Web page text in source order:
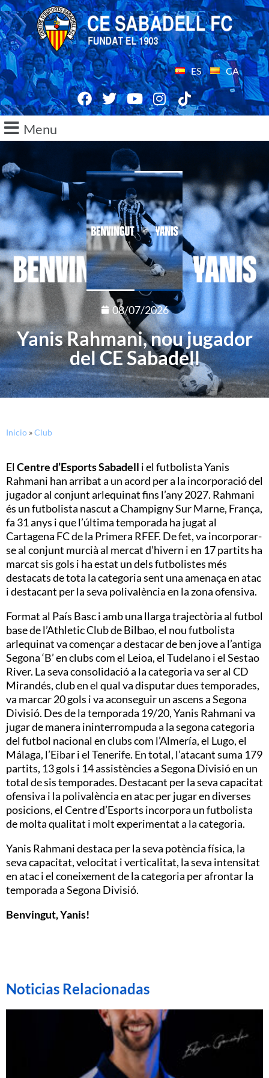
ES CA
Menu
08/07/2026
Yanis Rahmani, nou jugador
del CE Sabadell
Inicio »Club
ElCentre d’Esports Sabadell i el futbolista Yanis
Rahmani han arribat a un acord per a la incorporació del
jugador al conjunt arlequinat fins l’any 2027. Rahmani
és un futbolista nascut a Champigny Sur Marne, França,
fa 31 anys i que l’última temporada ha jugat al
Cartagena FC de la Primera RFEF. De fet, va incorporar-
se al conjunt murcià al mercat d’hivern i en 17 partits ha
marcat sis gols i ha estat un dels futbolistes més
destacats de tota la categoria sent una amenaça en atac
i destacant per la seva polivalència en la zona ofensiva.
Format al País Basc i amb una llarga trajectòria al futbol
base de l’Athletic Club de Bilbao, el nou futbolista
arlequinat va començar a destacar de ben jove a l’antiga
Segona ‘B’ en clubs com el Leioa, el Tudelano i el Sestao
River. La seva consolidació a la categoria va ser al CD
Mirandés, club en el qual va disputar dues temporades,
va marcar 20 gols i va aconseguir un ascens a Segona
Divisió. Des de la temporada 19/20, Yanis Rahmani va
jugar de manera ininterrompuda a la segona categoria
del futbol nacional en clubs com l’Almería, el Lugo, el
Málaga, l’Eibar i el Tenerife. En total, l’atacant suma 179
partits, 13 gols i 14 assistències a Segona Divisió en un
total de sis temporades. Destacant per la seva capacitat
ofensiva i la polivalència en atac per jugar en diverses
posicions, el Centre d’Esports incorpora un futbolista
de molta qualitat i molt experimentat a la categoria.
Yanis Rahmani destaca per la seva potència física, la
seva capacitat, velocitat i verticalitat, la seva intensitat
en atac i el coneixement de la categoria per afrontar la
temporada a Segona Divisió.
Benvingut,Yanis!
Noticias Relacionadas